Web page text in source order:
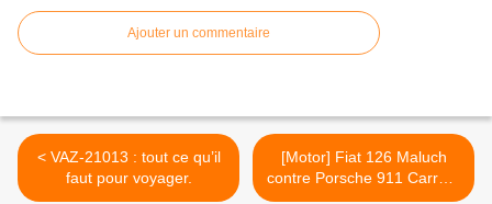
Ajouter un commentaire
< VAZ-21013 : tout ce qu’il
faut pour voyager.
[Motor] Fiat 126 Maluch
contre Porsche 911 Carrera
(996) - les deux cousines. >